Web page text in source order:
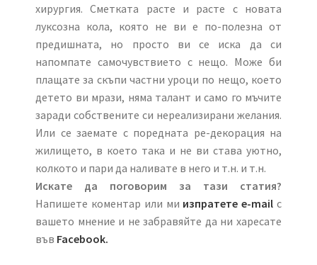
хирургия. Сметката расте и расте с новата
луксозна кола, която не ви е по-полезна от
предишната, но просто ви се иска да си
напомпате самочувствието с нещо. Може би
плащате за скъпи частни уроци по нещо, което
детето ви мрази, няма талант и само го мъчите
заради собствените си нереализирани желания.
Или се заемате с поредната ре-декорация на
жилището, в което така и не ви става уютно,
колкото и пари да наливате в него и т.н. и т.н.
Искате да поговорим за тази статия?
Напишете коментар или ми изпратете e-mail с
вашето мнение и не забравяйте да ни харесате
във Facebook.